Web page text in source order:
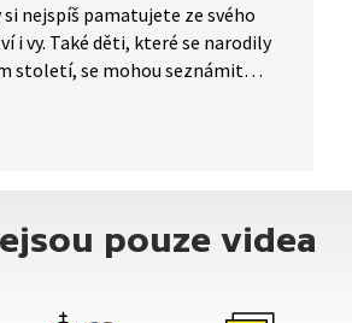
si nejspíš pamatujete ze svého
i vy. Také děti, které se narodily
století, se mohou seznámit
písničky i dobový kontext,
pouze videa